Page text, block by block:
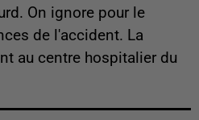
On ignore pour le
de l'accident. La
au centre hospitalier du